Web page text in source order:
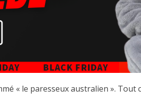
« le paresseux australien ».